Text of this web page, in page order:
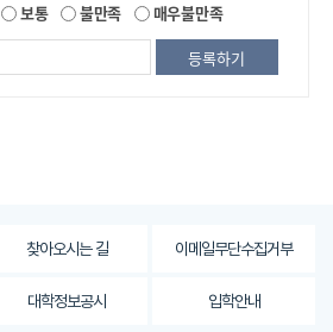
보통 불만족 매우불만족
공
되
는
가
용
찾아오시는 길 이메일무단수집거부
대학정보공시 입학안내